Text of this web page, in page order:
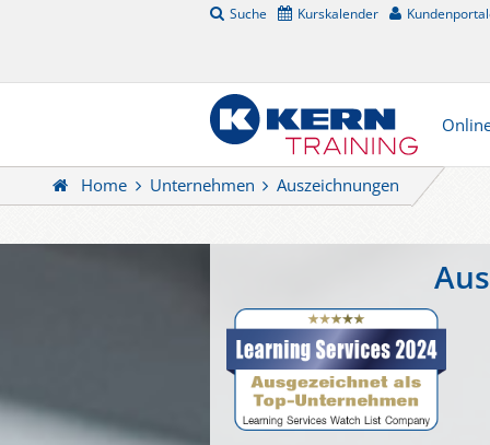
Suche Kurskalender
Home Unternehmen Auszeichnungen